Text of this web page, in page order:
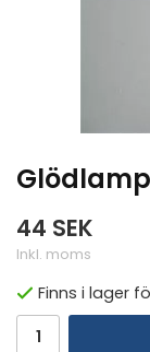
44 SEK
Inkl. moms
Finns i lager